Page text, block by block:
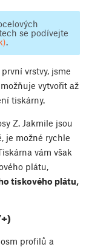
se podívejte
.
vrstvy, jsme
vytvořit až
tiskárny.
Z. Jakmile jsou
je možné rychle
vám však
plátu,
tiskového plátu,
profilů a